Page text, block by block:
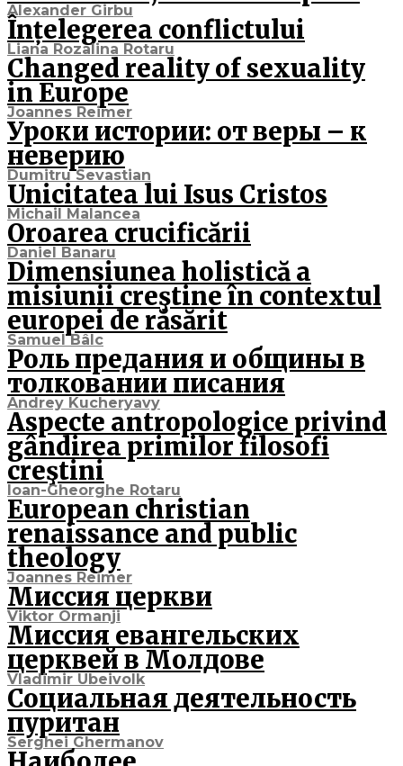
Alexander Girbu
Înțelegerea conflictului
Liana Rozalina Rotaru
Changed reality of sexuality
in Europe
Joannes Reimer
Уроки истории: от веры – к
неверию
Dumitru Sevastian
Unicitatea lui Isus Cristos
Michail Malancea
Oroarea crucificării
Daniel Banaru
Dimensiunea holistică a
misiunii creştine în contextul
europei de răsărit
Samuel Bâlc
Роль предания и общины в
толковании писания
Andrey Kucheryavy
Aspecte antropologice privind
gândirea primilor filosofi
creştini
Ioan-Gheorghe Rotaru
European christian
renaissance and public
theology
Joannes Reimer
Миссия церкви
Viktor Ormanji
Миссия евангельских
церквей в Молдове
Vladimir Ubeivolk
Социальная деятельность
пуритан
Serghei Ghermanov